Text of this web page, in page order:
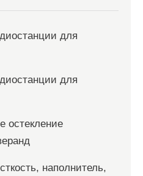
для
для
остекление
наполнитель,